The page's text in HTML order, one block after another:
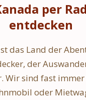
per Rad
entdecken
das Land der
der
Wir sind fast
oder